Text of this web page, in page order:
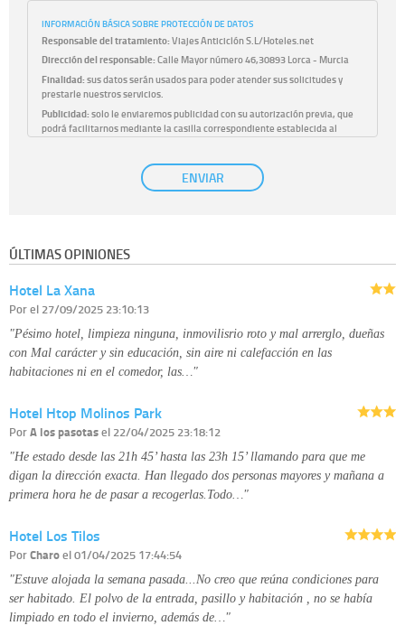
INFORMACIÓN BÁSICA SOBRE PROTECCIÓN DE DATOS
Responsable del tratamiento:Viajes Anticiclón S.L/Hoteles.net
Dirección del responsable:Calle Mayor número 46,30893 Lorca - Murcia
Finalidad:sus datos serán usados para poder atender sus solicitudes y
prestarle nuestros servicios.
Publicidad:solo le enviaremos publicidad con su autorización previa, que
podrá facilitarnos mediante la casilla correspondiente establecida al
únicamente trataremos sus datos con su consentimiento
previo, que podrá facilitarnos mediante la casilla correspondiente
Derechos:tiene derecho a saber qué información tenemos sobre usted,
disponible en nuestra página web.
Información complementaria:
ENVIAR
ÚLTIMAS OPINIONES
Hotel La Xana
Porel 27/09/2025 23:10:13
"Pésimo hotel, limpieza ninguna, inmovilisrio roto y mal arrerglo, dueñas
con Mal carácter y sin educación, sin aire ni calefacción en las
habitaciones ni en el comedor, las…"
Hotel Htop Molinos Park
PorA los pasotasel 22/04/2025 23:18:12
"He estado desde las 21h 45’ hasta las 23h 15’ llamando para que me
digan la dirección exacta. Han llegado dos personas mayores y mañana a
primera hora he de pasar a recogerlas.Todo…"
Hotel Los Tilos
PorCharoel 01/04/2025 17:44:54
"Estuve alojada la semana pasada...No creo que reúna condiciones para
ser habitado. El polvo de la entrada, pasillo y habitación , no se había
limpiado en todo el invierno, además de…"